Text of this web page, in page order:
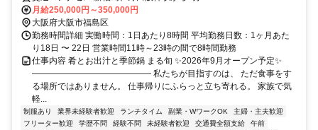
月給250,000円～350,000円
大阪府大阪市福島区
勤務時間詳細 実働時間：1日あたり8時間 平均勤務日数：1ヶ月あた
り18日 〜 22日 営業時間11時～23時の間で8時間勤務
仕事内容 肴とお出汁と季節鍋 まる旬 ✨2026年9月オープン予定✨
―――――――――――――― 私たちが目指すのは、 ただ食事をす
る場所ではありません。 仕事帰りにふらっと立ち寄れる。 家族で気
軽...
制服あり 業界未経験者歓迎 ランチタイム 副業・WワークOK
主婦・主夫歓迎
フリーター歓迎
学歴不問 経験不問 未経験者歓迎 交通費全額支給
午前